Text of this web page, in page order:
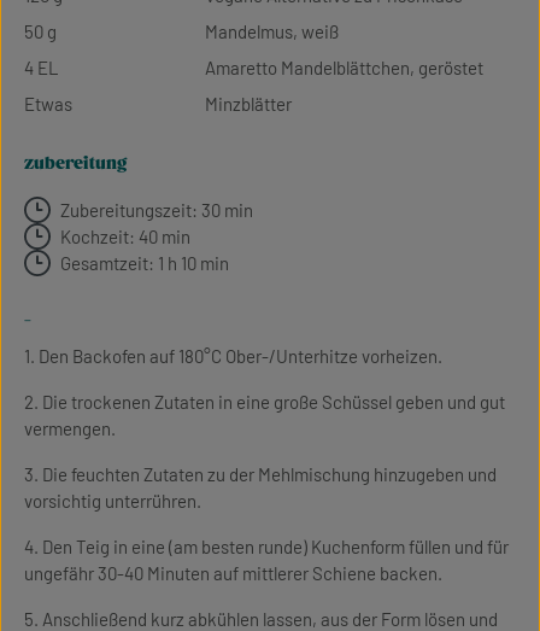
50 g
Mandelmus, weiß
4 EL
Amaretto Mandelblättchen, geröstet
Etwas
Minzblätter
zubereitung
Zubereitungszeit: 30 min
Kochzeit: 40 min
Gesamtzeit: 1 h 10 min
-
1. Den Backofen auf 180°C Ober-/Unterhitze vorheizen.
2. Die trockenen Zutaten in eine große Schüssel geben und gut
vermengen.
3. Die feuchten Zutaten zu der Mehlmischung hinzugeben und
vorsichtig unterrühren.
4. Den Teig in eine (am besten runde) Kuchenform füllen und für
ungefähr 30-40 Minuten auf mittlerer Schiene backen.
5. Anschließend kurz abkühlen lassen, aus der Form lösen und